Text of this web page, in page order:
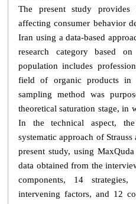
The present study
affecting consumer behavior
Iran using a data-based
research category based
population includes
field of organic products in
sampling method was
theoretical saturation stage, in
In the technical aspect,
systematic approach of
present study, using
data obtained from the
components, 14
intervening factors, and 12